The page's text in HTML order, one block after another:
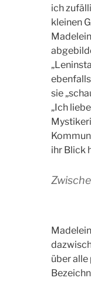
ich
kleinen
sie
„Ich
ihr Blick
über